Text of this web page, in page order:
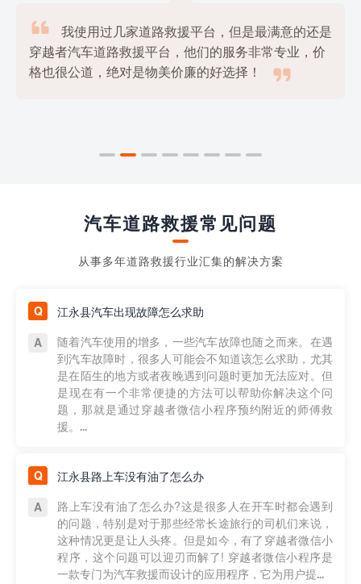

我使用过几家道路救援平台，但是最满意的还是
穿越者汽车道路救援平台，他们的服务非常专业，价
格也很公道，绝对是物美价廉的好选择！

汽车道路救援常见问题
从事多年道路救援行业汇集的解决方案
江永县汽车出现故障怎么求助
随着汽车使用的增多，一些汽车故障也随之而来。在遇
到汽车故障时，很多人可能会不知道该怎么求助，尤其
是在陌生的地方或者夜晚遇到问题时更加无法应对。但
是现在有一个非常便捷的方法可以帮助你解决这个问
题，那就是通过穿越者微信小程序预约附近的师傅救
援。...
江永县路上车没有油了怎么办
路上车没有油了怎么办?这是很多人在开车时都会遇到
的问题，特别是对于那些经常长途旅行的司机们来说，
这种情况更是让人头疼。但是如今，有了穿越者微信小
程序，这个问题可以迎刃而解了! 穿越者微信小程序是
一款专门为汽车救援而设计的应用程序，它为用户提...